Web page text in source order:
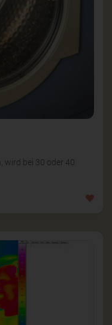
wird bei 30 oder 40